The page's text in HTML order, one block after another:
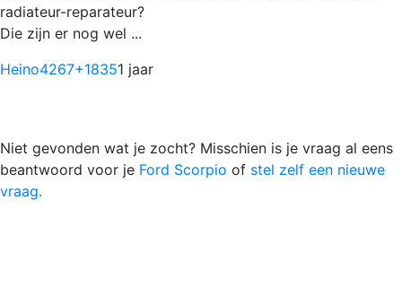
radiateur-reparateur?
Die zijn er nog wel ...
Heino4267+18351 jaar
Niet gevonden wat je zocht? Misschien is je vraag al eens
beantwoord voor je Ford Scorpio of stel zelf een nieuwe
vraag.